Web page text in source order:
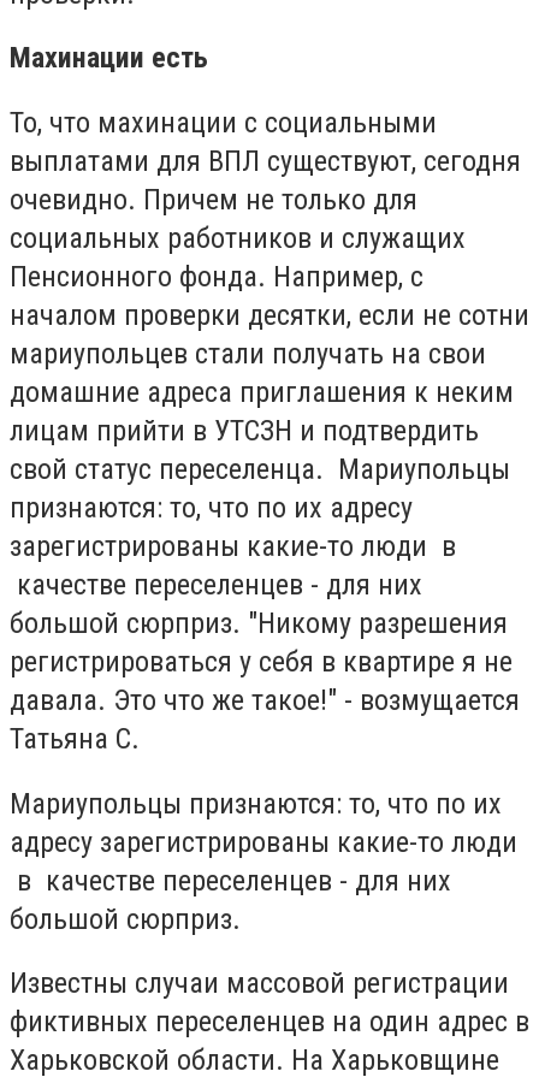
Махинации есть
То, что махинации с социальными
выплатами для ВПЛ существуют, сегодня
очевидно. Причем не только для
социальных работников и служащих
Пенсионного фонда. Например, с
началом проверки десятки, если не сотни
мариупольцев стали получать на свои
домашние адреса приглашения к неким
лицам прийти в УТСЗН и подтвердить
свой статус переселенца. Мариупольцы
признаются: то, что по их адресу
зарегистрированы какие-то люди в
качестве переселенцев - для них
большой сюрприз. "Никому разрешения
регистрироваться у себя в квартире я не
давала. Это что же такое!" - возмущается
Татьяна С.
Мариупольцы признаются: то, что по их
адресу зарегистрированы какие-то люди
в качестве переселенцев - для них
большой сюрприз.
Известны случаи массовой регистрации
фиктивных переселенцев на один адрес в
Харьковской области. На Харьковщине